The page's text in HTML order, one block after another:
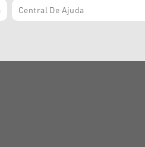
Central De Ajuda